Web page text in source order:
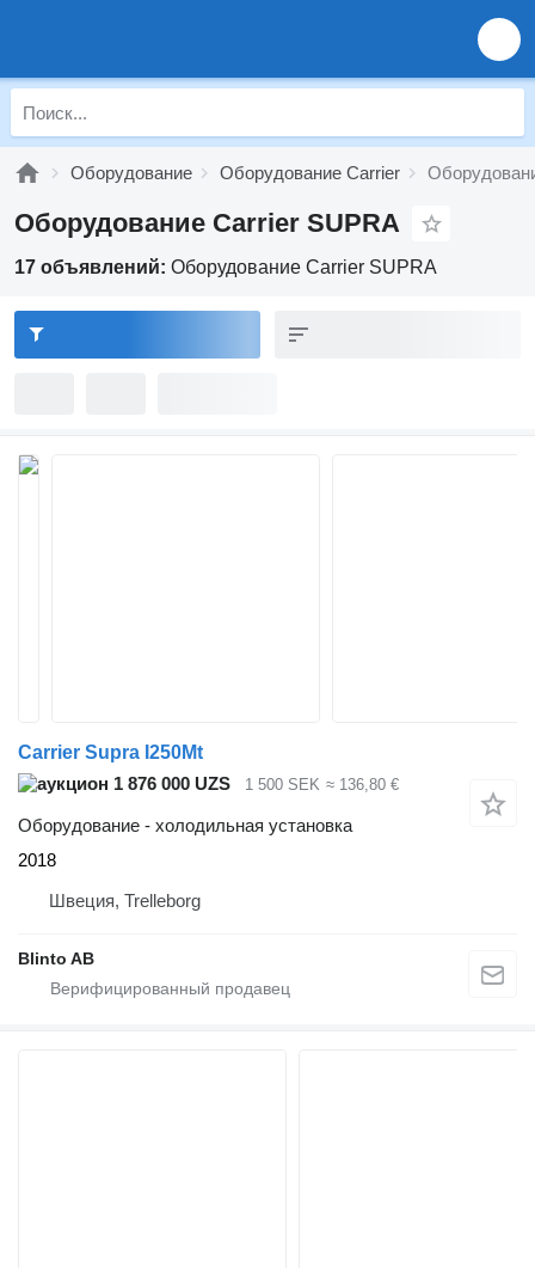
Оборудование Оборудование Carrier
Оборудование Carrier SUPRA
17 объявлений: Оборудование Carrier SUPRA
Carrier Supra I250Mt
1 876 000 UZS
1 500 SEK ≈ 136,80 €
Оборудование - холодильная установка
2018
Швеция, Trelleborg
Blinto AB